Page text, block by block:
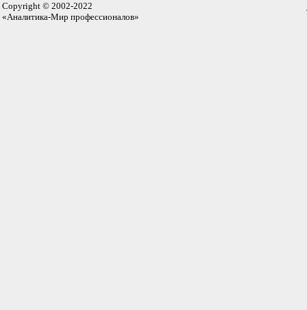
Copyright © 2002-2022
«Аналитика-Мир профессионалов»